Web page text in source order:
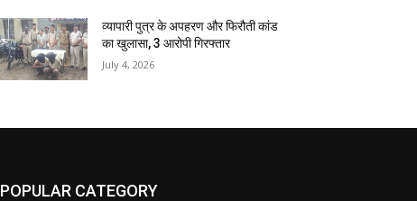
व्यापारी पुत्र के अपहरण और फिरौती कांड
का खुलासा, 3 आरोपी गिरफ्तार
July 4, 2026
POPULAR CATEGORY